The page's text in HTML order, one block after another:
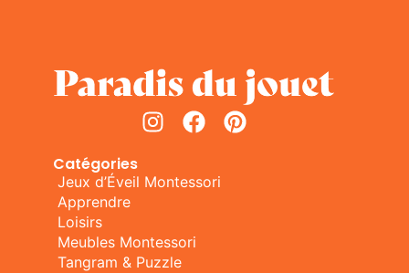
Catégories
Jeux d’Éveil Montessori
Apprendre
Loisirs
Meubles Montessori
Tangram & Puzzle